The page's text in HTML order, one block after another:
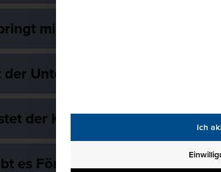
mir dieser Kurs?
Unterricht statt - online oder
der Kurs?
es Förderungen?
Ich